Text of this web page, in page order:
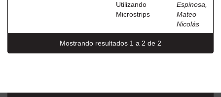
Utilizando
Microstrips
Espinosa,
Mateo
Nicolás
Mostrando resultados 1 a 2 de 2